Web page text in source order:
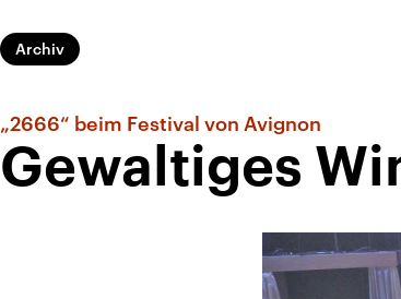
Archiv
„2666“ beim Festival von Avignon
Gewaltiges